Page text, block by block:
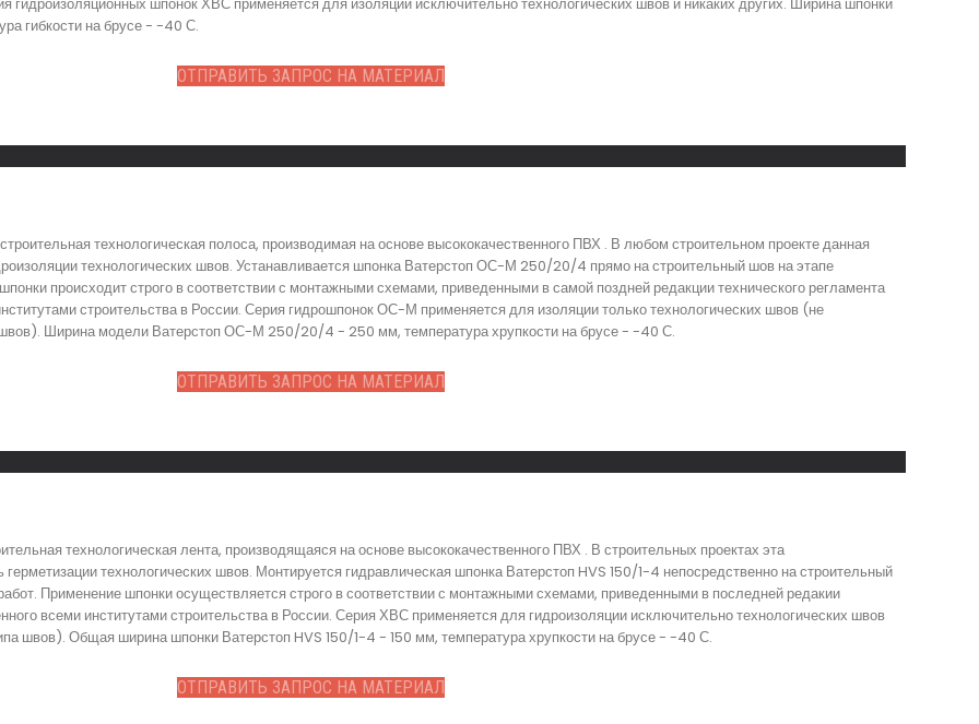
гидроизоляционных шпонок ХВС применяется для изоляции исключительно технологических швов и никаких других. Ширина шпонки
гибкости на брусе - -40 С.
ОТПРАВИТЬ ЗАПРОС НА МАТЕРИАЛ
технологическая полоса, производимая на основе высококачественного ПВХ . В любом строительном проекте данная
технологических швов. Устанавливается шпонка Ватерстоп ОС-М 250/20/4 прямо на строительный шов на этапе
происходит строго в соответствии с монтажными схемами, приведенными в самой поздней редакции технического регламента
строительства в России. Серия гидрошпонок ОС-М применяется для изоляции только технологических швов (не
швов). Ширина модели Ватерстоп ОС-М 250/20/4 - 250 мм, температура хрупкости на брусе - -40 С.
ОТПРАВИТЬ ЗАПРОС НА МАТЕРИАЛ
технологическая лента, производящаяся на основе высококачественного ПВХ . В строительных проектах эта
технологических швов. Монтируется гидравлическая шпонка Ватерстоп HVS 150/1-4 непосредственно на строительный
Применение шпонки осуществляется строго в соответствии с монтажными схемами, приведенными в последней редакии
всеми институтами строительства в России. Серия ХВС применяется для гидроизоляции исключительно технологических швов
швов). Общая ширина шпонки Ватерстоп HVS 150/1-4 - 150 мм, температура хрупкости на брусе - -40 С.
ОТПРАВИТЬ ЗАПРОС НА МАТЕРИАЛ